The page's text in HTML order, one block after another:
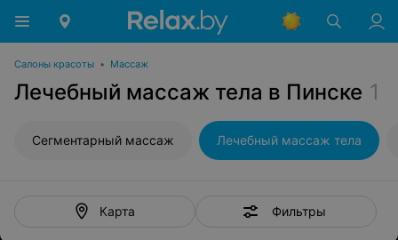
Салоны красоты • Массаж
Лечебный массаж тела в Пинске 1
Сегментарный массаж Лечебный массаж тела
Карта Фильтры